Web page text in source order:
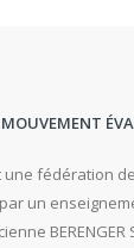
une fédération
un